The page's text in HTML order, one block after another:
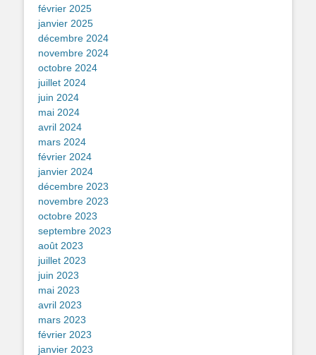
février 2025
janvier 2025
décembre 2024
novembre 2024
octobre 2024
juillet 2024
juin 2024
mai 2024
avril 2024
mars 2024
février 2024
janvier 2024
décembre 2023
novembre 2023
octobre 2023
septembre 2023
août 2023
juillet 2023
juin 2023
mai 2023
avril 2023
mars 2023
février 2023
janvier 2023